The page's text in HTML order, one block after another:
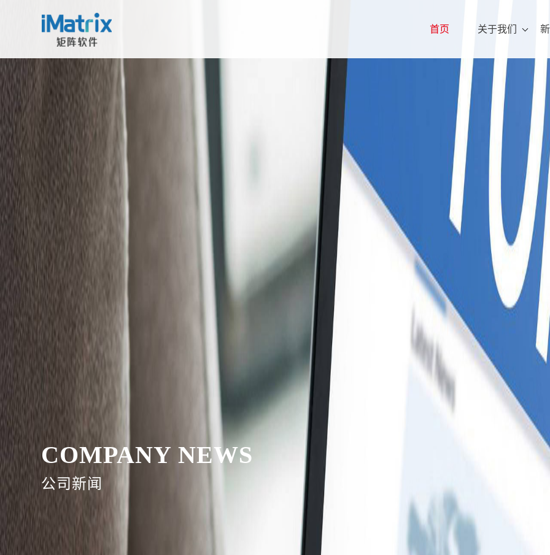
首页 关于我们
COMPANY NEWS
公司新闻